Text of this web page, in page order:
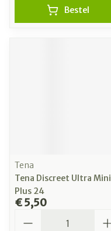
Bestel
Tena
Tena Discreet Ultra Mini
Plus 24
€ 5,50